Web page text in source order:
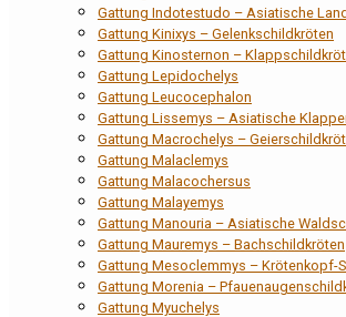
Gattung Indotestudo – Asiatische
Gattung Kinixys – Gelenkschildkröten
Gattung Kinosternon –
Gattung Lepidochelys
Gattung Leucocephalon
Gattung Lissemys – Asiatische
Gattung Macrochelys –
Gattung Malaclemys
Gattung Malacochersus
Gattung Malayemys
Gattung Manouria – Asiatische
Gattung Mauremys – Bachschildkröten
Gattung Mesoclemmys – Krötenkopf-
Gattung Morenia –
Gattung Myuchelys